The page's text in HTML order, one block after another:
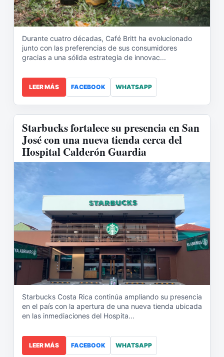
Durante cuatro décadas, Café Britt ha evolucionado
junto con las preferencias de sus consumidores
gracias a una sólida estrategia de innovac...
LEER MÁS FACEBOOK WHATSAPP
Starbucks fortalece su presencia en San
José con una nueva tienda cerca del
Hospital Calderón Guardia
Starbucks Costa Rica continúa ampliando su presencia
en el país con la apertura de una nueva tienda ubicada
en las inmediaciones del Hospita...
LEER MÁS FACEBOOK WHATSAPP